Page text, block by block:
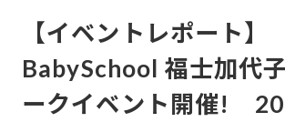
スポーツタイツ
スポーツブラ
【イベントレポート】
BabySchool 福士加代
ークイベント開催!